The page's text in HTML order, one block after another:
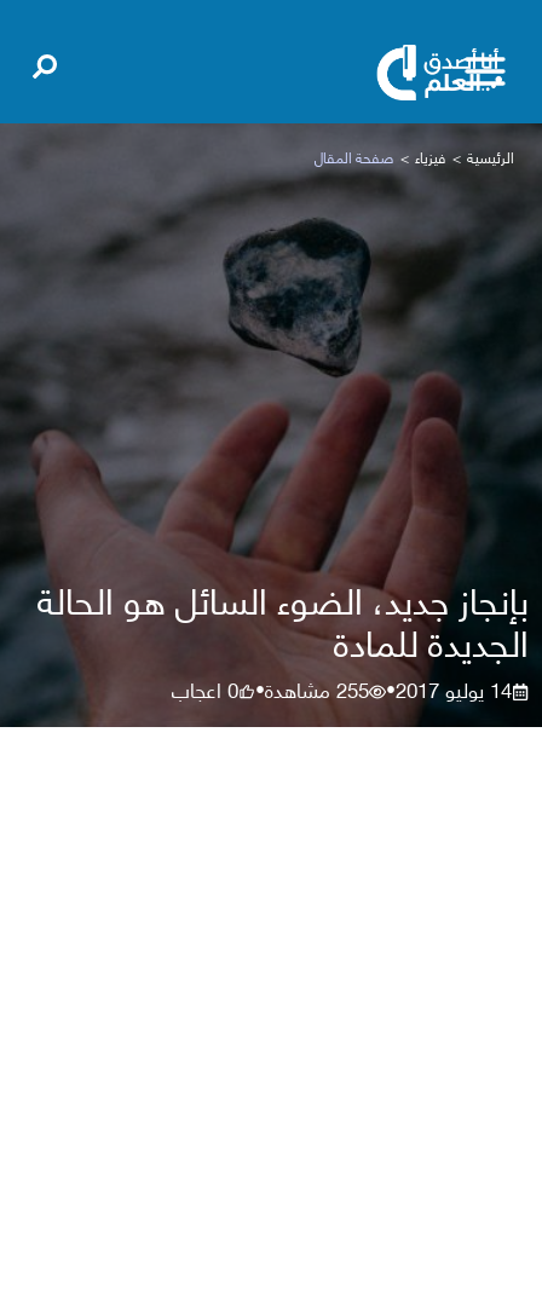
الرئيسية فيزياء صفحة المقال
بإنجاز جديد، الضوء السائل هو الحالة
الجديدة للمادة
14 يوليو 2017 •
255مشاهدة•
0اعجاب